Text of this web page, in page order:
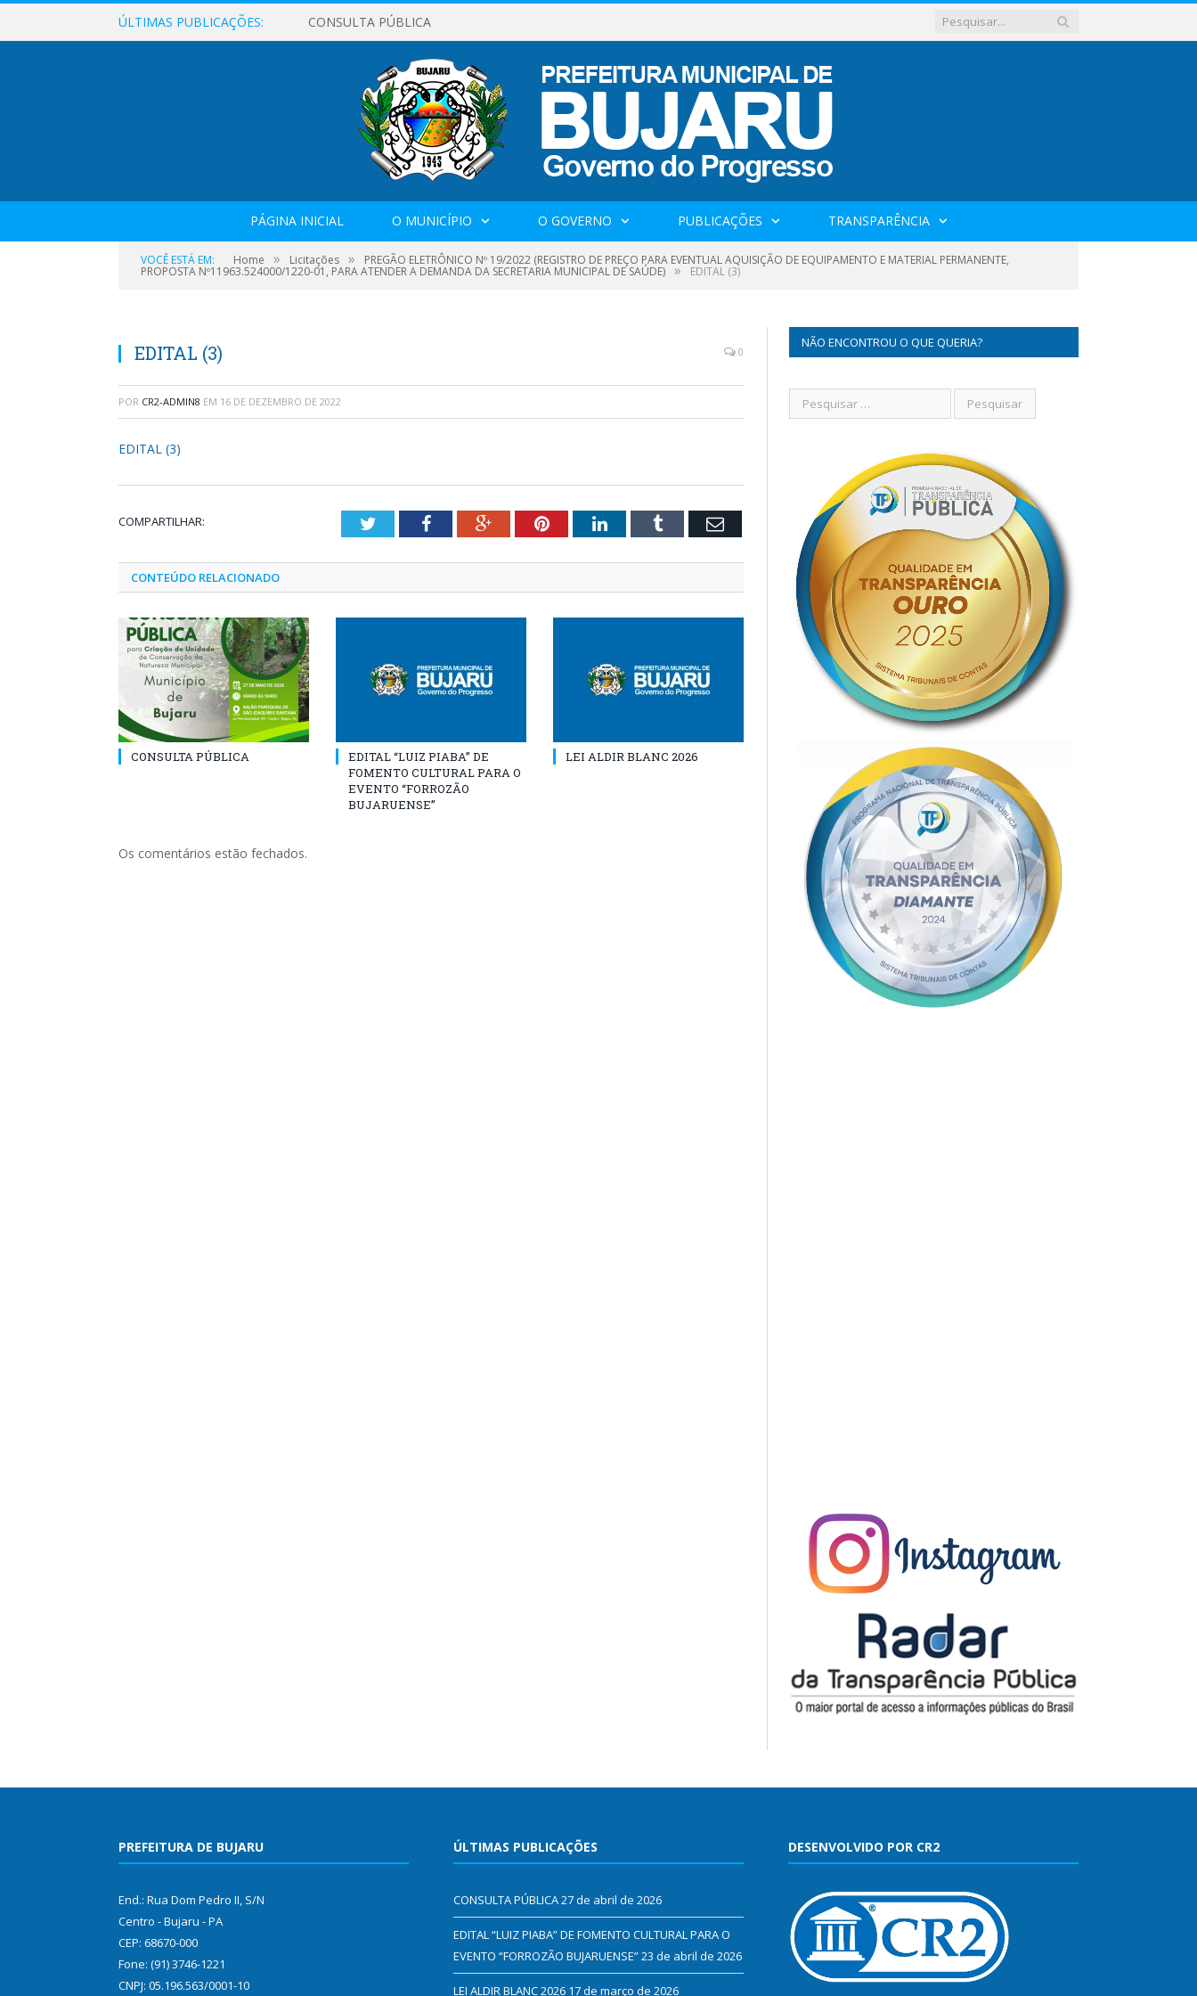
ÚLTIMAS PUBLICAÇÕES: CONSULTA PÚBLICA
PÁGINA INICIAL O MUNICÍPIO O GOVERNO PUBLICAÇÕES TRANSPARÊNCIA
VOCÊ ESTÁ EM: Home » Licitações » PREGÃO ELETRÔNICO Nº 19/2022 (REGISTRO DE PREÇO PARA EVENTUAL AQUISIÇÃO DE EQUIPAMENTO E MATERIAL PERMANENTE,
PROPOSTA Nº11963.524000/1220-01, PARA ATENDER A DEMANDA DA SECRETARIA MUNICIPAL DE SAÚDE) » EDITAL (3)
EDITAL (3) 0
POR CR2-ADMIN8 EM 16 DE DEZEMBRO DE 2022
EDITAL (3)
COMPARTILHAR: TwitterFacebookGoogle+PinterestLinkedInTumblr Email
CONTEÚDO RELACIONADO
CONSULTA PÚBLICA
EDITAL “LUIZ PIABA” DE
FOMENTO CULTURAL PARA O
EVENTO “FORROZÃO
BUJARUENSE”
LEI ALDIR BLANC 2026
Os comentários estão fechados.
NÃO ENCONTROU O QUE QUERIA?
PREFEITURA DE BUJARU
End.: Rua Dom Pedro II, S/N
Centro - Bujaru - PA
CEP: 68670-000
Fone: (91) 3746-1221
CNPJ: 05.196.563/0001-10
ÚLTIMAS PUBLICAÇÕES
CONSULTA PÚBLICA27 de abril de 2026
EDITAL “LUIZ PIABA” DE FOMENTO CULTURAL PARA O
EVENTO “FORROZÃO BUJARUENSE”23 de abril de 2026
LEI ALDIR BLANC 2026 17 de março de 2026
DESENVOLVIDO POR CR2